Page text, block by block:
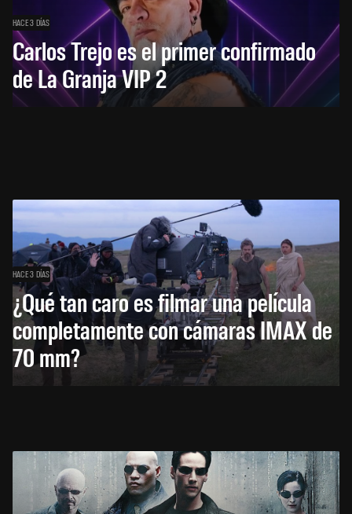
HACE 3 DÍAS
Carlos Trejo es el primer confirmado
de La Granja VIP 2
HACE 3 DÍAS
¿Qué tan caro es filmar una película
completamente con cámaras IMAX de
70 mm?